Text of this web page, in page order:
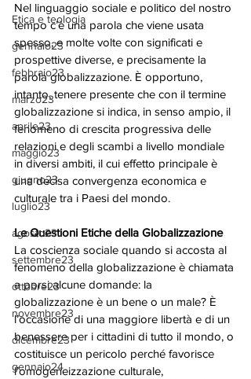
Etica e teologia
gennaio23
febbraio23
marzo23
aprile23
maggio23
giugno23
luglio23
agosto23
settembre23
ottobre23
novembre23
dicembre23
gennaio24
Nel linguaggio sociale e politico del nostro
tempo c’è una parola che viene usata
spesso, e molte volte con significati e
prospettive diverse, e precisamente la
parola globalizzazione. È opportuno,
intanto, tenere presente che con il termine
globalizzazione si indica, in senso ampio, il
fenomeno di crescita progressiva delle
relazioni e degli scambi a livello mondiale
in diversi ambiti, il cui effetto principale è
una decisa convergenza economica e
culturale tra i Paesi del mondo.
Le Questioni Etiche della Globalizzazione
La coscienza sociale quando si accosta al
fenomeno della globalizzazione è chiamata
a porsi alcune domande: la
globalizzazione è un bene o un male? È
l’occasione di una maggiore libertà e di un
benessere per i cittadini di tutto il mondo, o
costituisce un pericolo perché favorisce
l’omogeneizzazione culturale,